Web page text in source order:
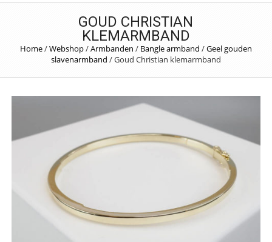
GOUD CHRISTIAN
KLEMARMBAND
Home/Webshop/Armbanden / Bangle armband /Geel gouden
slavenarmband /Goud Christian klemarmband